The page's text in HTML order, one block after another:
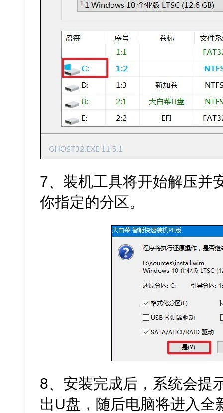
7、装机工具将开始解压并
你指定的分区。
8、安装完成后，系统会提
出U盘，随后电脑将进入全